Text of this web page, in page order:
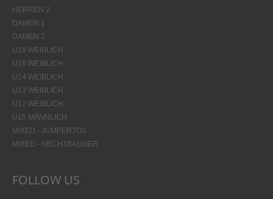
HERREN 2
DAMEN 1
DAMEN 2
U18 WEIBLICH
U16 WEIBLICH
U14 WEIBLICH
U13 WEIBLICH
U12 WEIBLICH
U15 MÄNNLICH
MIXED - JUMPERTOS
MIXED - HECHTBAGGER
FOLLOW US